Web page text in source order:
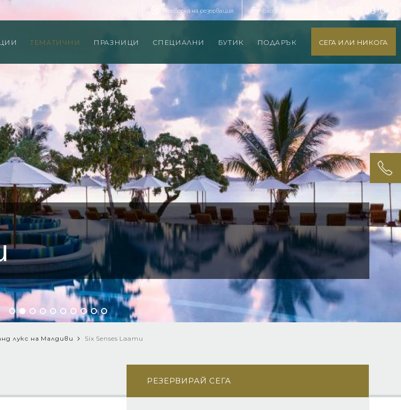
0700 18 017
Вход за агенти
Проверка на резервация
СЕГА ИЛИ НИКОГА
ТЕМАТИЧНИ ПРАЗНИЦИ СПЕЦИАЛНИ БУТИК ПОДАРЪК
лукс на Мaлдиви Six Senses Laamu
РЕЗЕРВИРАЙ СЕГА